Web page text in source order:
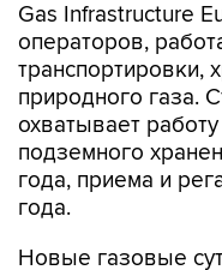
Gas Infrastructure
операторов,
транспортировки,
природного газа.
охватывает
подземного
года, приема и
года.
Новые газовые